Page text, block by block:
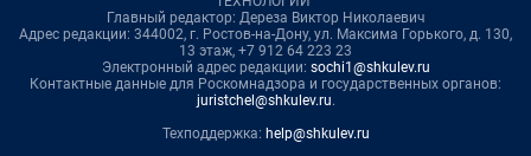
Главный редактор: Дереза Виктор Николаевич
Адрес редакции: 344002, г. Ростов-на-Дону, ул. Максима Горького, д. 130,
13 этаж, +7 912 64 223 23
Электронный адрес редакции: sochi1@shkulev.ru
Контактные данные для Роскомнадзора и государственных органов:
juristchel@shkulev.ru.
Техподдержка: help@shkulev.ru